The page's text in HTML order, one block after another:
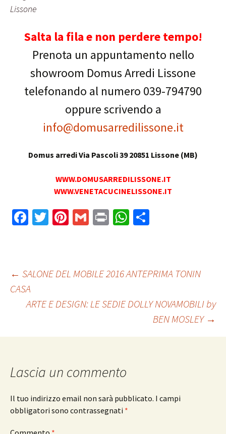
Lissone
Salta la fila e non perdere tempo!
Prenota un appuntamento nello
showroom Domus Arredi Lissone
telefonando al numero 039-794790
oppure scrivendo a
info@domusarredilissone.it
Domus arredi Via Pascoli 39 20851 Lissone (MB)
WWW.DOMUSARREDILISSONE.IT
WWW.VENETACUCINELISSONE.IT
Fa
o
o
k
T
er
Pi
es
t
G
l
Pr W
sA
p
p
di
vi
di
Navigazione
articolo
← SALONE DEL MOBILE 2016 ANTEPRIMA TONIN
CASA
ARTE E DESIGN: LE SEDIE DOLLY NOVAMOBILI by
BEN MOSLEY →
Lascia un commento
Il tuo indirizzo email non sarà pubblicato. I campi
obbligatori sono contrassegnati *